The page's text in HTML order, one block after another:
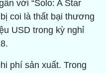
với “Solo: A Star
coi là thất bại thương
USD trong kỳ nghỉ
phí sản xuất. Trong